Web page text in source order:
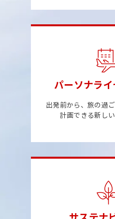
パーソナラ
出発前から、旅の過
計画できる新し